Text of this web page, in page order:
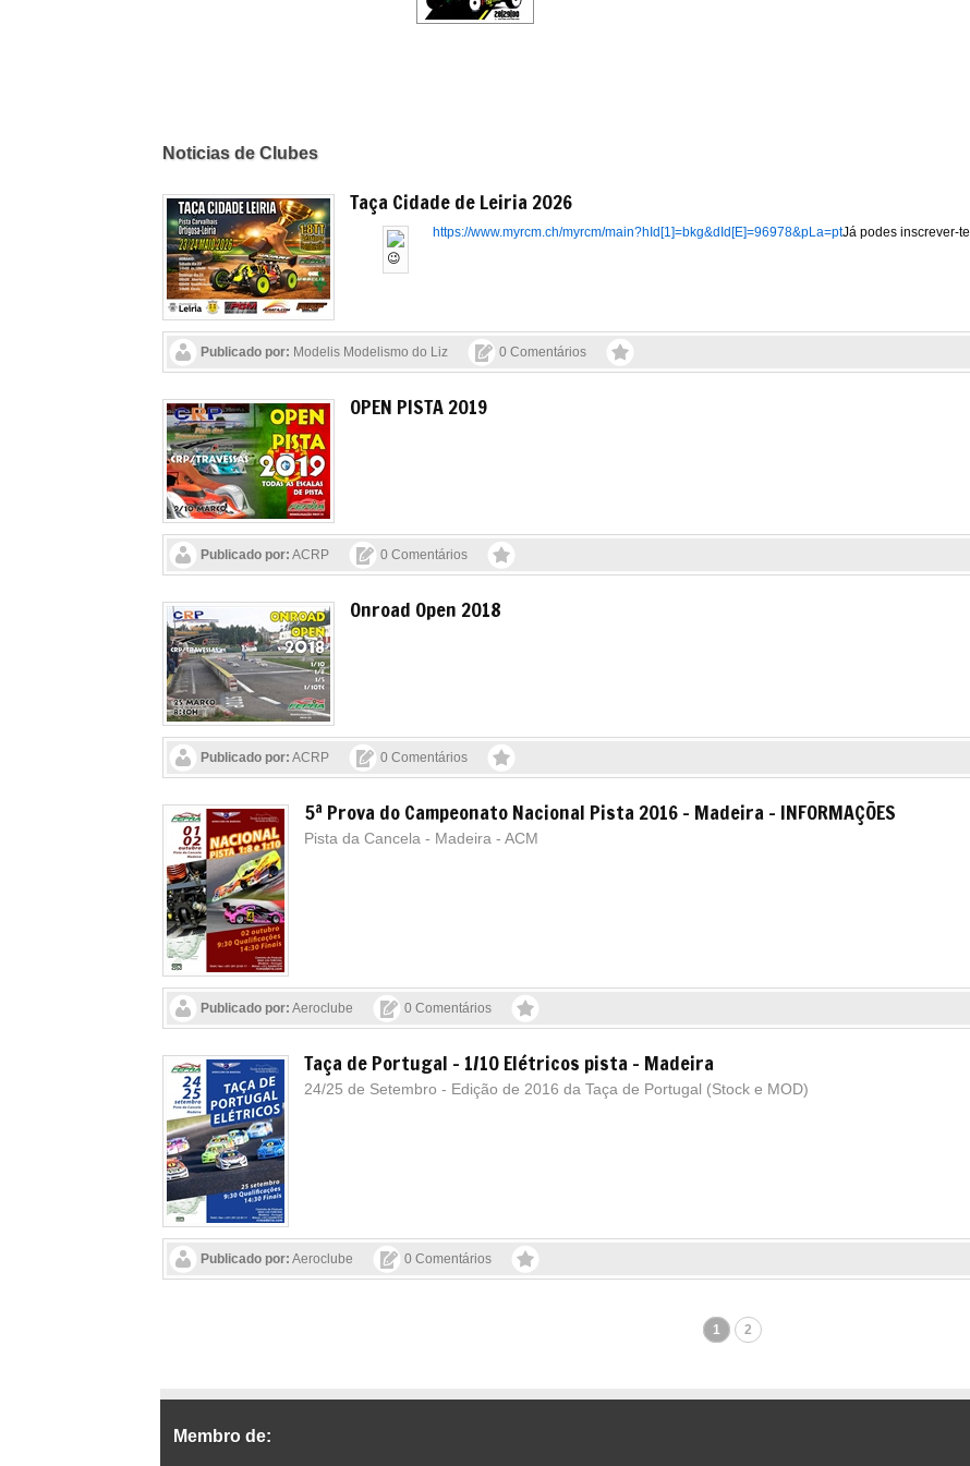
Noticias de Clubes
Taça Cidade de Leiria 2026
Já podes inscrever-te
https://www.myrcm.ch/myrcm/main?hId[1]=bkg&dId[E]=96978&pLa=pt
Publicado por: Modelis Modelismo do Liz 0 Comentários
OPEN PISTA 2019
Publicado por: ACRP 0 Comentários
Onroad Open 2018
Publicado por: ACRP 0 Comentários
5ª Prova do Campeonato Nacional Pista 2016 - Madeira - INFORMAÇÕES
Pista da Cancela - Madeira - ACM
Publicado por: Aeroclube 0 Comentários
Taça de Portugal - 1/10 Elétricos pista - Madeira
24/25 de Setembro - Edição de 2016 da Taça de Portugal (Stock e MOD)
Publicado por: Aeroclube 0 Comentários
1 2
Membro de: